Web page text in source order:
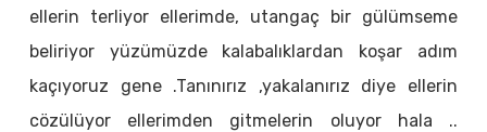
ellerin terliyor ellerimde, utangaç bir gülümseme
beliriyor yüzümüzde kalabalıklardan koşar adım
kaçıyoruz gene .Tanınırız ,yakalanırız diye ellerin
cözülüyor ellerimden gitmelerin oluyor hala ..